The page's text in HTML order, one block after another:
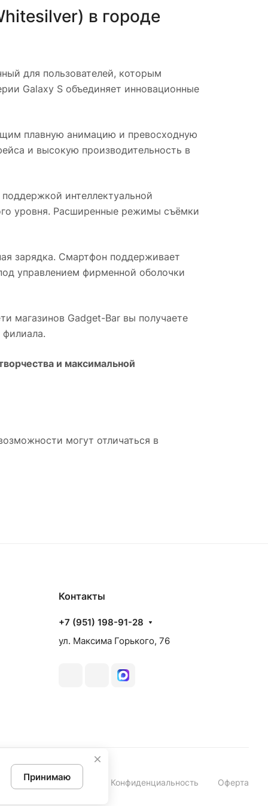
в городе
для пользователей, которым
Galaxy S объединяет инновационные
плавную анимацию и превосходную
и высокую производительность в
интеллектуальной
уровня. Расширенные режимы съёмки
зарядка. Смартфон поддерживает
управлением фирменной оболочки
магазинов Gadget-Bar вы получаете
и максимальной
могут отличаться в
Контакты
+7 (951) 198-91-28
ул. Максима Горького, 76
Конфиденциальность Оферта
Принимаю